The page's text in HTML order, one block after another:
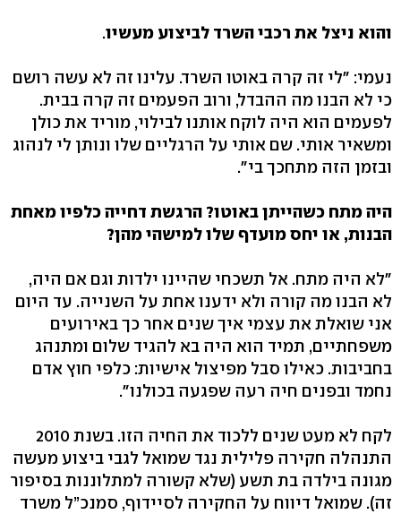
והוא ניצל את רכבי השרד לביצוע מעשיו.
נעמי: "לי זה קרה באוטו השרד. עלינו זה לא עשה רושם
כי לא הבנו מה ההבדל, ורוב הפעמים זה קרה בבית.
לפעמים הוא היה לוקח אותנו לבילוי, מוריד את כולן
ומשאיר אותי. שם אותי על הרגליים שלו ונותן לי לנהוג
ובזמן הזה מתחכך בי".
היה מתח כשהייתן באוטו? הרגשת דחייה כלפיו מאחת
הבנות, או יחס מועדף שלו למישהי מהן?
"לא היה מתח. אל תשכחי שהיינו ילדות וגם אם היה,
לא הבנו מה קורה ולא ידענו אחת על השנייה. עד היום
אני שואלת את עצמי איך שנים אחר כך באירועים
משפחתיים, תמיד הוא היה בא להגיד שלום ומתנהג
בחביבות. כאילו סבל מפיצול אישיות: כלפי חוץ אדם
נחמד ובפנים חיה רעה שפגעה בכולנו".
לקח לא מעט שנים ללכוד את החיה הזו. בשנת 2010
התנהלה חקירה פלילית נגד שמואל לגבי ביצוע מעשה
מגונה בילדה בת תשע (שלא קשורה למתלוננות בסיפור
זה). שמואל דיווח על החקירה לסיידוף, סמנכ”ל משרד